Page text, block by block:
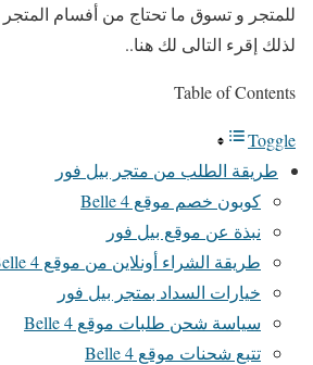
للمتجر و تسوق ما تحتاج من أفسام المتجر
لذلك إقرء التالى لك هنا..
Table of Contents
Toggle
طريقة الطلب من متجر بيل فور
كوبون خصم موقع Belle 4
نبذة عن موقع بيل فور
طريقة الشراء أونلاين من موقع Belle 4
خيارات السداد بمتجر بيل فور
سياسة شحن طلبات موقع Belle 4
تتبع شحنات موقع Belle 4